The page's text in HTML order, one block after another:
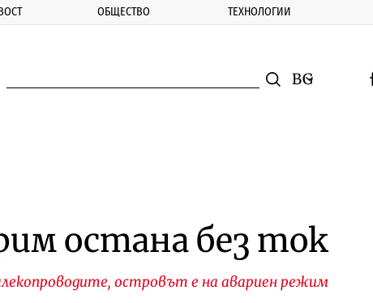
ОБЩЕСТВО ТЕХНОЛОГИИ
Смяна на
остана без ток
островът е на авариен режим